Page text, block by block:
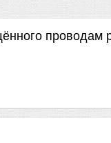
проводам